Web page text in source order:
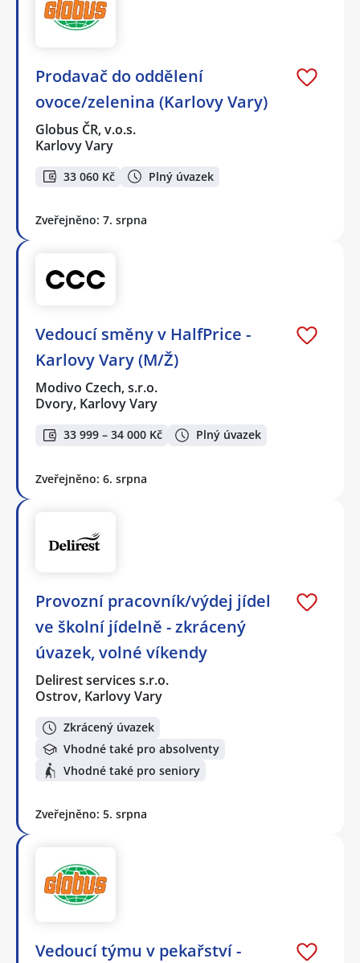
Prodavač do oddělení
ovoce/zelenina (Karlovy Vary)
Globus ČR, v.o.s.
Karlovy Vary
33 060 Kč Plný úvazek
Zveřejněno: 7. srpna
Vedoucí směny v HalfPrice -
Karlovy Vary (M/Ž)
Modivo Czech, s.r.o.
Dvory, Karlovy Vary
33 999 – 34 000 Kč Plný úvazek
Zveřejněno: 6. srpna
Provozní pracovník/výdej jídel
ve školní jídelně - zkrácený
úvazek, volné víkendy
Delirest services s.r.o.
Ostrov, Karlovy Vary
Zkrácený úvazek
Vhodné také pro absolventy
Vhodné také pro seniory
Zveřejněno: 5. srpna
Vedoucí týmu v pekařství -